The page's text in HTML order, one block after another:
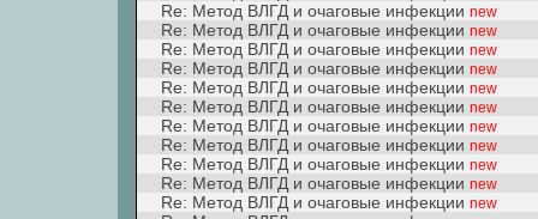
Re: Метод ВЛГД и очаговые инфекции new
Re: Метод ВЛГД и очаговые инфекции new
Re: Метод ВЛГД и очаговые инфекции new
Re: Метод ВЛГД и очаговые инфекции new
Re: Метод ВЛГД и очаговые инфекции new
Re: Метод ВЛГД и очаговые инфекции new
Re: Метод ВЛГД и очаговые инфекции new
Re: Метод ВЛГД и очаговые инфекции new
Re: Метод ВЛГД и очаговые инфекции new
Re: Метод ВЛГД и очаговые инфекции new
Re: Метод ВЛГД и очаговые инфекции new